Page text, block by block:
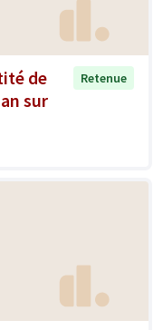
de
sur
Retenue